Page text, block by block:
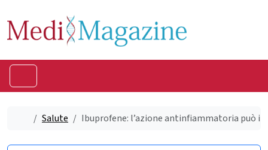
Home
Salute Ibuprofene: l’azione antinfiammatoria può